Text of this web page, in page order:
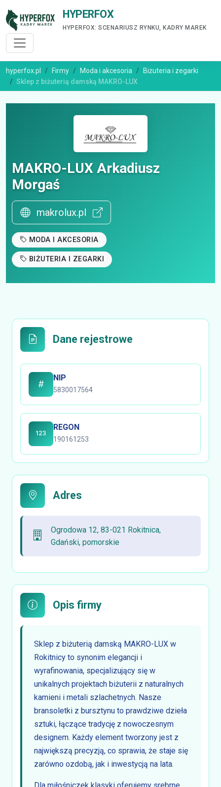
HYPERFOX
HYPERFOX: SCENARIUSZ RYNKU, KADRY MAREK
hyperfox.pl Firmy Moda i akcesoria
Biżuteria i zegarki
Sklep z biżuterią damską MAKRO-LUX
MAKRO-LUX Arkadiusz
Morgaś
makrolux.pl
MODA I AKCESORIA
BIŻUTERIA I ZEGARKI
Dane rejestrowe
NIP
5830017564
REGON
190161253
Adres
Ogrodowa 12, 83-021 Rokitnica,
Gdański, pomorskie
Opis firmy
Sklep z biżuterią damską MAKRO-LUX w
Rokitnicy to synonim elegancji i
wyrafinowania, specjalizujący się w
unikalnych projektach biżuterii z naturalnych
kamieni i metali szlachetnych. Nasze
bransoletki z bursztynu to prawdziwe dzieła
sztuki, łączące tradycję z nowoczesnym
designem. Każdy element tworzony jest z
największą precyzją, co sprawia, że staje się
zarówno ozdobą, jak i inwestycją na lata.
Dla miłośniczek klasyki oferujemy srebrne